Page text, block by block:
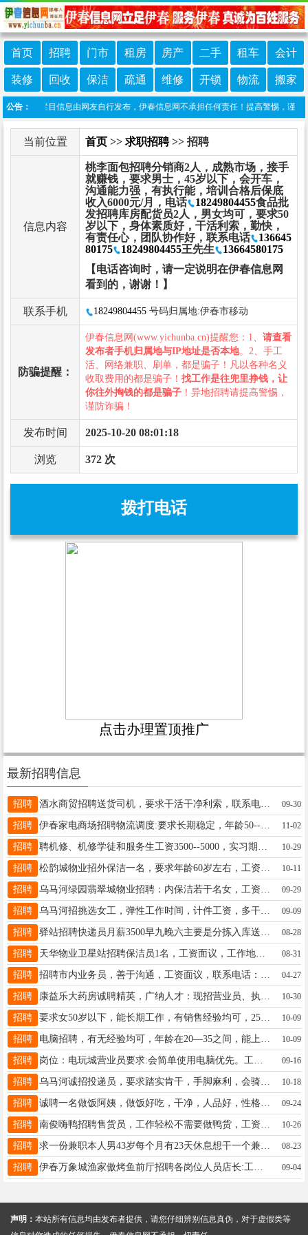
首页 招聘 门市 租房 房产 二手 租车 会计
装修 回收 保洁 疏通 维修 开锁 物流 搬家
公告：
明：本栏目信息由网友自行发布，伊春信息网不承担任何责任！提高警惕，谨防
当前位置 首页 >> 求职招聘>> 招聘
信息内容
桃李面包招聘分销商2人，成熟市场，接手
就赚钱，要求男士，45岁以下，会开车，
沟通能力强，有执行能，培训合格后保底
收入6000元/月，电话
18249804455食品批
发招聘库房配货员2人，男女均可，要求50
岁以下，身体素质好，干活利索，勤快，
有责任心，团队协作好，联系电话
136645
80175
18249804455王先生
13664580175
【电话咨询时，请一定说明在伊春信息网
看到的，谢谢！】
联系手机 18249804455 号码归属地:伊春市移动
防骗提醒：
伊春信息网(www.yichunba.cn)提醒您：1、 请查看
发布者手机归属地与IP地址是否本地。2、手工
活、网络兼职、刷单，都是骗子！凡以各种名义
收取费用的都是骗子！ 找工作是往兜里挣钱，让
你往外掏钱的都是骗子 ！异地招聘请提高警惕，
谨防诈骗！
发布时间 2025-10-20 08:01:18
浏览 372 次
拨打电话
点击办理置顶推广
最新招聘信息
招聘 酒水商贸招聘送货司机，要求干活干净利索，联系电话17845087999梁志17845087999 09-30
招聘 伊春家电商场招聘物流调度:要求长期稳定，年龄50--55岁，男女均可，熟悉电脑，沟通能力强，有管理经验者优先，联系电话:18645847696林经理林经理13694581942 11-02
招聘 10-29
招聘 10-11
招聘 09-29
招聘 乌马河招挑选女工，弹性工作时间，计件工资，多干多得，到月就开支，以上信息绝对真实，工作地点乌马河关女士13039675012 09-09
招聘 08-28
招聘 天华物业卫星站招聘保洁员1名，工资面议，工作地点卫星小区，联系电话15145828277孔女士15145828277 08-31
招聘 04-27
招聘 10-30
招聘 要求女50岁以下，能长期工作，有销售经验均可，2500休息2天，2800没有休息，可自选。联系电话13846641698李13846641698 10-09
招聘 10-09
招聘 09-16
招聘 乌马河诚招投递员，要求踏实肯干，手脚麻利，会骑三轮电动车即可。月薪3000满勤500，有意者拨打电话13845848481寇先生13845848481 10-18
招聘 诚聘一名做饭阿姨，做饭好吃，干净，人品好，性格好，两到三个人吃饭，中午1.30吃饭，晚饭6.30吃饭，地址伊春林城小区，联系电话17810255699仇女士13845854129 09-24
招聘 10-26
招聘 求一份兼职本人男43岁每个月有23天休息想干一个兼职本人会一些水电技术19104582232王19104582232 08-23
招聘 09-04
声明： 本站所有信息均由发布者提供，请您仔细辨别信息真伪，对于虚假类等